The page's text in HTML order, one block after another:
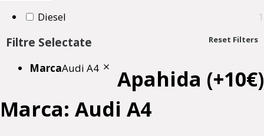
Diesel 1
Filtre Selectate Reset Filters
MarcaAudi A4
Apahida (+10€)
Marca: Audi A4